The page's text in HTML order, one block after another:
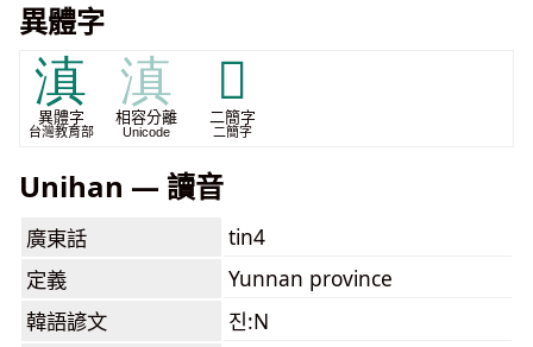
異體字
滇
異體字
台灣教育部
滇
相容分離
Unicode
𰛬
二簡字
二簡字
Unihan — 讀音
廣東話
tin4
定義
Yunnan province
韓語諺文
진:N